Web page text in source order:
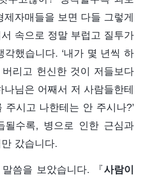
제자매들을 보면 다들 그렇게
속으로 정말 부럽고 질투가
각했습니다. ‘내가 몇 년씩 하
리고 헌신한 것이 저들보다
나님은 어째서 저 사람들한테
주시고 나한테는 안 주시나?’
될수록, 병으로 인한 근심과
갔습니다.
씀을 보았습니다. 『사람이